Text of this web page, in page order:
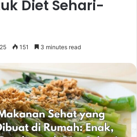
Diet Sehari-
151 3 minutes read